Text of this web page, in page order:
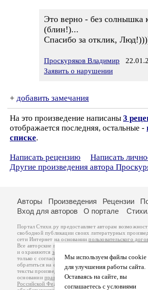
Это верно - без солнышка
(блин!)...
Спасибо за отклик,
Проскуряков Владимир
Заявить о нарушении
+ добавить замечания
На это произведение написаны 3
отображается последняя, остальные -
списке.
Написать рецензию
Написать
Другие произведения автора
Мы используем файлы cookie
для улучшения работы сайта.
Оставаясь на сайте, вы
соглашаетесь с условиями
Авторы Произведения Рецензии
Вход для авторов
О портале
Портал Стихи.ру предоставляет авторам
свободной публикации своих литературных
сети Интернет на основаниипользовательского
Все авторские права на произведения принадлежат
и охраняются законом
. Перепечатка произведений
только с согласия его автора, к которому вы можете
обратиться на его авторской странице.
тексты произведений авторы несут самостоятельно на
основанииправил публикацииизаконодательства
Российской Федерации